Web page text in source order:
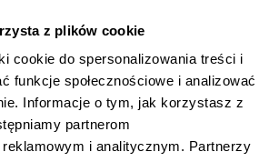
z plików cookie
cookie do spersonalizowania treści i
funkcje społecznościowe i analizować
Informacje o tym, jak korzystasz z
partnerom
reklamowym i analitycznym. Partnerzy